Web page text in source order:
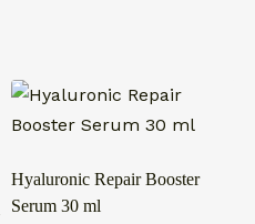
Hyaluronic Repair Booster
Serum 30 ml